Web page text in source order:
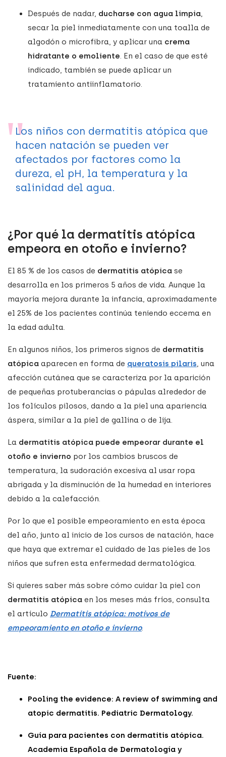
Después de nadar, ducharse con agua limpia,
secar la piel inmediatamente con una toalla de
algodón o microfibra, y aplicar una crema
hidratante o emoliente. En el caso de que esté
indicado, también se puede aplicar un
tratamiento antiinflamatorio.
Los niños con dermatitis atópica que
hacen natación se pueden ver
afectados por factores como la
dureza, el pH, la temperatura y la
salinidad del agua.
¿Por qué la dermatitis atópica
empeora en otoño e invierno?
El 85 % de los casos de dermatitis atópica se
desarrolla en los primeros 5 años de vida. Aunque la
mayoría mejora durante la infancia, aproximadamente
el 25% de los pacientes continúa teniendo eccema en
la edad adulta.
En algunos niños, los primeros signos de dermatitis
atópica aparecen en forma de queratosis pilaris, una
afección cutánea que se caracteriza por la aparición
de pequeñas protuberancias o pápulas alrededor de
los folículos pilosos, dando a la piel una apariencia
áspera, similar a la piel de gallina o de lija.
La dermatitis atópica puede empeorar durante el
otoño e invierno por los cambios bruscos de
temperatura, la sudoración excesiva al usar ropa
abrigada y la disminución de la humedad en interiores
debido a la calefacción.
Por lo que el posible empeoramiento en esta época
del año, junto al inicio de los cursos de natación, hace
que haya que extremar el cuidado de las pieles de los
niños que sufren esta enfermedad dermatológica.
Si quieres saber más sobre cómo cuidar la piel con
dermatitis atópica en los meses más fríos, consulta
el artículo Dermatitis atópica: motivos de
empeoramiento en otoño e invierno.
Fuente:
Pooling the evidence: A review of swimming and
atopic dermatitis. Pediatric Dermatology.
Guía para pacientes con dermatitis atópica.
Academia Española de Dermatología y